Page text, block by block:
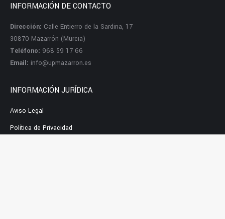
INFORMACIÓN DE CONTACTO
Dirección: Calle Entierro de la Sardina, 17
30870 Mazarrón (Murcia)
Teléfono: 968 59 17 66
Email: info@upmazarron.es
INFORMACIÓN JURÍDICA
Aviso Legal
Política de Privacidad